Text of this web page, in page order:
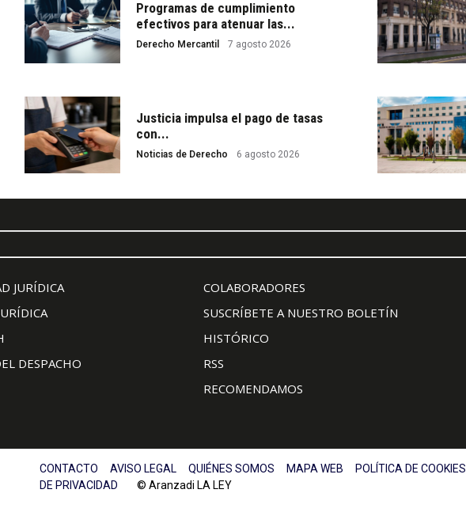
Programas de cumplimiento
efectivos para atenuar las...
Derecho Mercantil 7 agosto 2026
Justicia impulsa el pago de tasas
con...
Noticias de Derecho 6 agosto 2026
JURÍDICA
DESPACHO
COLABORADORES
SUSCRÍBETE A NUESTRO BOLETÍN
HISTÓRICO
RSS
RECOMENDAMOS
CONTACTO AVISO LEGAL QUIÉNES SOMOS MAPA WEB POLÍTICA DE COOKIES
DE PRIVACIDAD © Aranzadi LA LEY